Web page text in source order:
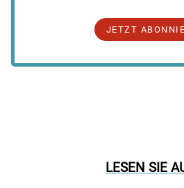
JETZT
LESEN SIE